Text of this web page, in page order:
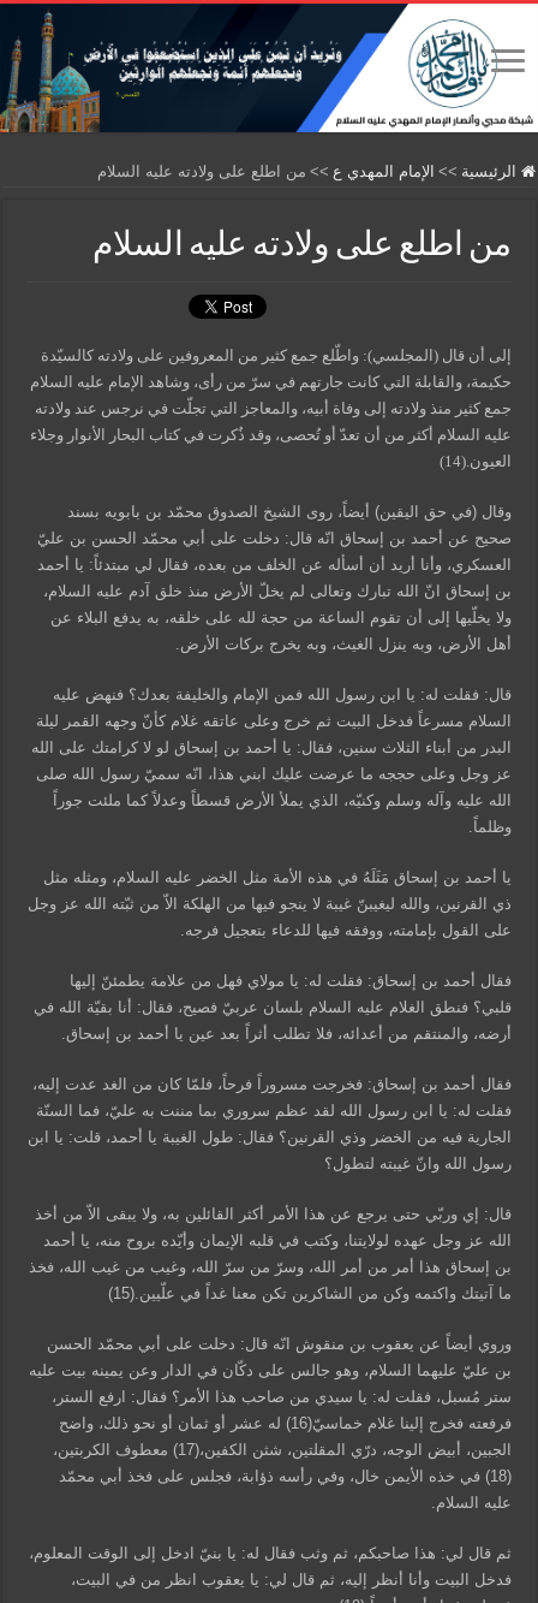
الرئيسية >> الإمام المهدي ع >> من اطلع على ولادته عليه السلام
من اطلع على ولادته عليه السلام
إلى أن قال (المجلسي): واطّلع جمع كثير من المعروفين على ولادته كالسيّدة
حكيمة، والقابلة التي كانت جارتهم في سرّ من رأى، وشاهد الإمام عليه السلام
جمع كثير منذ ولادته إلى وفاة أبيه، والمعاجز التي تجلّت في نرجس عند ولادته
عليه السلام أكثر من أن تعدّ أو تُحصى، وقد ذُكرت في كتاب البحار الأنوار وجلاء
العيون.(14)
وقال (في حق اليقين) أيضاً، روى الشيخ الصدوق محمّد بن بابويه بسند
صحيح عن أحمد بن إسحاق انّه قال: دخلت على أبي محمّد الحسن بن عليّ
العسكري، وأنا أريد أن أسأله عن الخلف من بعده، فقال لي مبتدئاً: يا أحمد
بن إسحاق انّ الله تبارك وتعالى لم يخلّ الأرض منذ خلق آدم عليه السلام،
ولا يخلّيها إلى أن تقوم الساعة من حجة لله على خلقه، به يدفع البلاء عن
أهل الأرض، وبه ينزل الغيث، وبه يخرج بركات الأرض.
قال: فقلت له: يا ابن رسول الله فمن الإمام والخليفة بعدك؟ فنهض عليه
السلام مسرعاً فدخل البيت ثم خرج وعلى عاتقه غلام كأنّ وجهه القمر ليلة
البدر من أبناء الثلاث سنين، فقال: يا أحمد بن إسحاق لو لا كرامتك على الله
عز وجل وعلى حججه ما عرضت عليك ابني هذا، انّه سميّ رسول الله صلى
الله عليه وآله وسلم وكنيّه، الذي يملأ الأرض قسطاً وعدلاً كما ملئت جوراً
وظلماً.
يا أحمد بن إسحاق مَثَلَهُ في هذه الأمة مثل الخضر عليه السلام، ومثله مثل
ذي القرنين، والله ليغيبنّ غيبة لا ينجو فيها من الهلكة الاّ من ثبّته الله عز وجل
على القول بإمامته، ووفقه فيها للدعاء بتعجيل فرجه.
فقال أحمد بن إسحاق: فقلت له: يا مولاي فهل من علامة يطمئنّ إليها
قلبي؟ فنطق الغلام عليه السلام بلسان عربيّ فصيح، فقال: أنا بقيّة الله في
أرضه، والمنتقم من أعدائه، فلا تطلب أثراً بعد عين يا أحمد بن إسحاق.
فقال أحمد بن إسحاق: فخرجت مسروراً فرحاً، فلمّا كان من الغد عدت إليه،
فقلت له: يا ابن رسول الله لقد عظم سروري بما مننت به عليّ، فما السنّة
الجارية فيه من الخضر وذي القرنين؟ فقال: طول الغيبة يا أحمد، قلت: يا ابن
رسول الله وانّ غيبته لتطول؟
قال: إي وربّي حتى يرجع عن هذا الأمر أكثر القائلين به، ولا يبقى الاّ من أخذ
الله عز وجل عهده لولايتنا، وكتب في قلبه الإيمان وأيّده بروح منه، يا أحمد
بن إسحاق هذا أمر من أمر الله، وسرّ من سرّ الله، وغيب من غيب الله، فخذ
ما آتيتك واكتمه وكن من الشاكرين تكن معنا غداً في علّيين.(15)
وروي أيضاً عن يعقوب بن منقوش انّه قال: دخلت على أبي محمّد الحسن
بن عليّ عليهما السلام، وهو جالس على دكّان في الدار وعن يمينه بيت عليه
ستر مُسبل، فقلت له: يا سيدي من صاحب هذا الأمر؟ فقال: ارفع الستر،
فرفعته فخرج إلينا غلام خماسيّ(16) له عشر أو ثمان أو نحو ذلك، واضح
الجبين، أبيض الوجه، درّي المقلتين، شثن الكفين،(17) معطوف الكربتين،
(18) في خذه الأيمن خال، وفي رأسه ذؤابة، فجلس على فخذ أبي محمّد
عليه السلام.
ثم قال لي: هذا صاحبكم، ثم وثب فقال له: يا بنيّ ادخل إلى الوقت المعلوم،
فدخل البيت وأنا أنظر إليه، ثم قال لي: يا يعقوب انظر من في البيت،